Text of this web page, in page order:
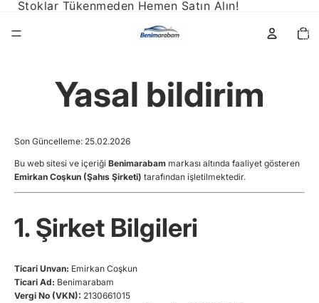
Stoklar Tükenmeden Hemen Satın Alın!
ürün
Yasal bildirim
Son Güncelleme: 25.02.2026
Bu web sitesi ve içeriği Benimarabam markası altında faaliyet gösteren
Emirkan Coşkun (Şahıs Şirketi) tarafından işletilmektedir.
1. Şirket Bilgileri
Ticari Unvan: Emirkan Coşkun
Ticari Ad: Benimarabam
Vergi No (VKN): 2130661015